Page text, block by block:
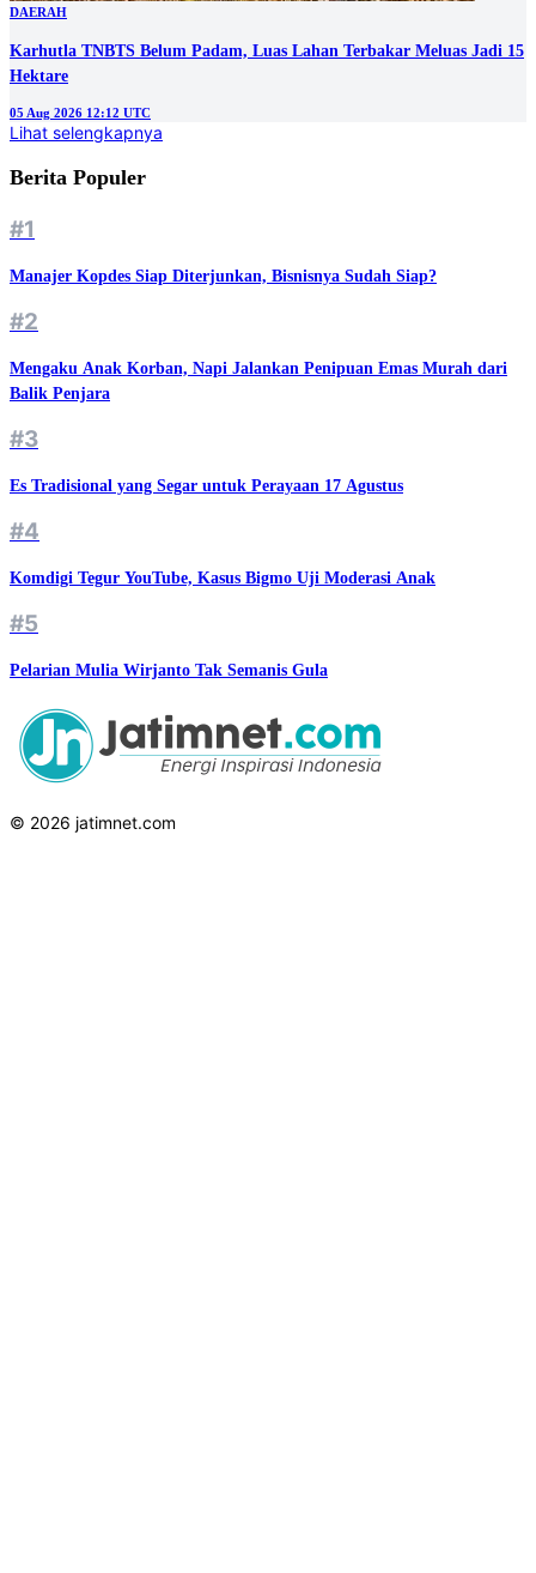
DAERAH
Karhutla TNBTS Belum Padam, Luas Lahan Terbakar Meluas Jadi 15
Hektare
05 Aug 2026 12:12 UTC
Lihat selengkapnya
Berita Populer
#1
Manajer Kopdes Siap Diterjunkan, Bisnisnya Sudah Siap?
#2
Mengaku Anak Korban, Napi Jalankan Penipuan Emas Murah dari
Balik Penjara
#3
Es Tradisional yang Segar untuk Perayaan 17 Agustus
#4
Komdigi Tegur YouTube, Kasus Bigmo Uji Moderasi Anak
#5
Pelarian Mulia Wirjanto Tak Semanis Gula
© 2026 jatimnet.com